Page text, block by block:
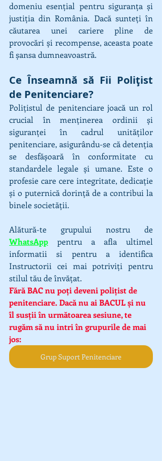
domeniu esențial pentru siguranța și
justiția din România. Dacă sunteți în
căutarea unei cariere pline de
provocări și recompense, aceasta poate
fi șansa dumneavoastră.
Ce Înseamnă să Fii Polițist
de Penitenciare?
Polițistul de penitenciare joacă un rol
crucial în menținerea ordinii și
siguranței în cadrul unităților
penitenciare, asigurându-se că detenția
se desfășoară în conformitate cu
standardele legale și umane. Este o
profesie care cere integritate, dedicație
și o puternică dorință de a contribui la
binele societății.
WhatsApp pentru a afla ultimel
informatii si pentru a identifica
Instructorii cei mai potriviți pentru
stilul tău de învățat.
Fără BAC nu poți deveni polițist de
penitenciare. Dacă nu ai BACUL și nu
îl susții în următoarea sesiune, te
rugăm să nu intri în grupurile de mai
jos:
Grup Suport Penitenciare